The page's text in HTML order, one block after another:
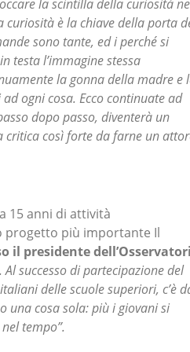
la scintilla della curiosità
curiosità è la chiave della porta
sono tante, ed i perché si
testa l’immagine stessa
la gonna della madre e
ogni cosa. Ecco continuate ad
dopo passo, diventerà un
critica così forte da farne un
15 anni di attività
progetto più importante Il
il presidente
successo di partecipazione del
delle scuole superiori, c’è
una cosa sola: più i giovani si
tempo”.